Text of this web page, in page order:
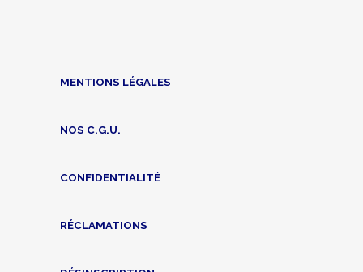
MENTIONS LÉGALES
NOS C.G.U.
CONFIDENTIALITÉ
RÉCLAMATIONS